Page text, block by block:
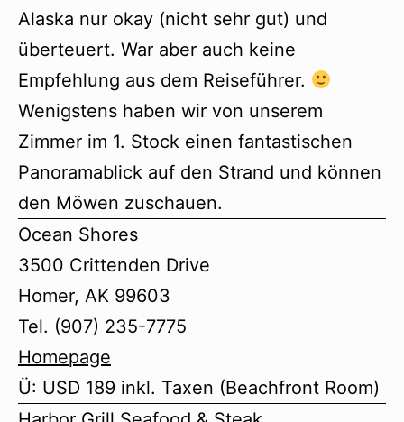
Alaska nur okay (nicht sehr gut) und
überteuert. War aber auch keine
Empfehlung aus dem Reiseführer.
Wenigstens haben wir von unserem
Zimmer im 1. Stock einen fantastischen
Panoramablick auf den Strand und können
den Möwen zuschauen.
Ocean Shores
3500 Crittenden Drive
Homer, AK 99603
Tel. (907) 235-7775
Homepage
Ü: USD 189 inkl. Taxen (Beachfront Room)